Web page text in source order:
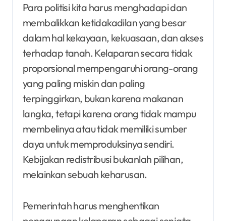
Para politisi kita harus menghadapi dan
membalikkan ketidakadilan yang besar
dalam hal kekayaan, kekuasaan, dan akses
terhadap tanah. Kelaparan secara tidak
proporsional mempengaruhi orang-orang
yang paling miskin dan paling
terpinggirkan, bukan karena makanan
langka, tetapi karena orang tidak mampu
membelinya atau tidak memiliki sumber
daya untuk memproduksinya sendiri.
Kebijakan redistribusi bukanlah pilihan,
melainkan sebuah keharusan.
Pemerintah harus menghentikan